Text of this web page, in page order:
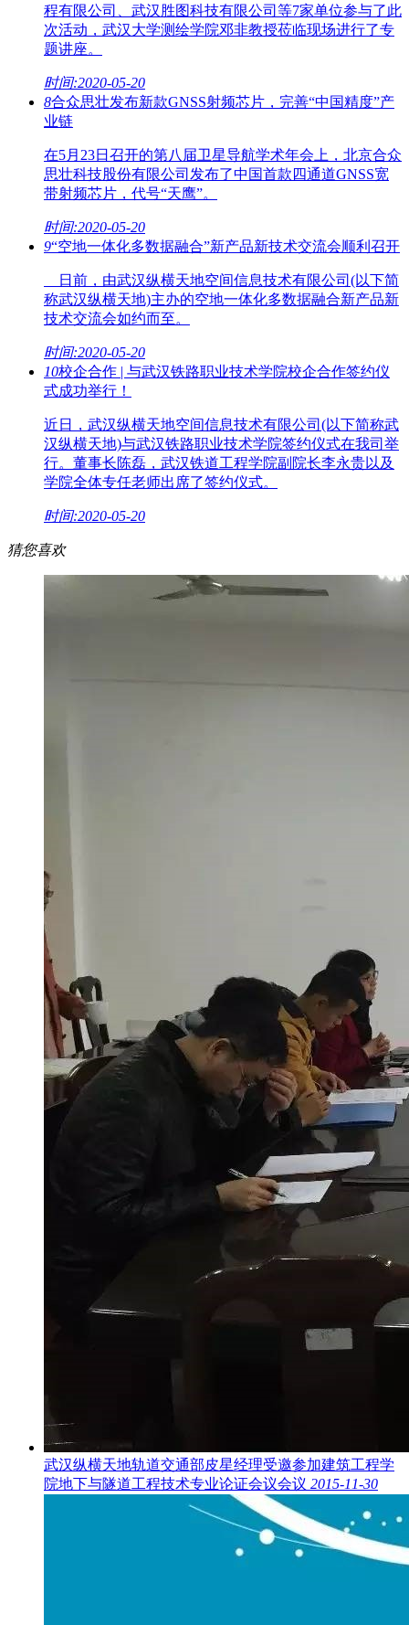
程有限公司、武汉胜图科技有限公司等7家单位参与了此
次活动，武汉大学测绘学院邓非教授莅临现场进行了专
题讲座。
时间:2020-05-20
8合众思壮发布新款GNSS射频芯片，完善“中国精度”产
业链
在5月23日召开的第八届卫星导航学术年会上，北京合众
思壮科技股份有限公司发布了中国首款四通道GNSS宽
带射频芯片，代号“天鹰”。
时间:2020-05-20
9“空地一体化多数据融合”新产品新技术交流会顺利召开
日前，由武汉纵横天地空间信息技术有限公司(以下简
称武汉纵横天地)主办的空地一体化多数据融合新产品新
技术交流会如约而至。
时间:2020-05-20
10校企合作 | 与武汉铁路职业技术学院校企合作签约仪
式成功举行！
近日，武汉纵横天地空间信息技术有限公司(以下简称武
汉纵横天地)与武汉铁路职业技术学院签约仪式在我司举
行。董事长陈磊，武汉铁道工程学院副院长李永贵以及
学院全体专任老师出席了签约仪式。
时间:2020-05-20
猜您喜欢
武汉纵横天地轨道交通部皮星经理受邀参加建筑工程学
院地下与隧道工程技术专业论证会议会议 2015-11-30